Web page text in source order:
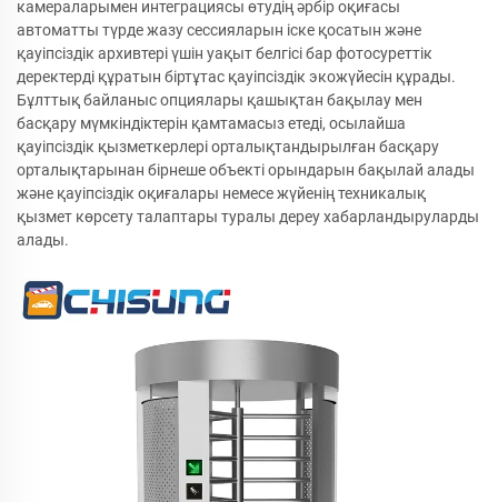
камераларымен интеграциясы өтудің әрбір оқиғасы
автоматты түрде жазу сессияларын іске қосатын және
қауіпсіздік архивтері үшін уақыт белгісі бар фотосуреттік
деректерді құратын біртұтас қауіпсіздік экожүйесін құрады.
Бұлттық байланыс опциялары қашықтан бақылау мен
басқару мүмкіндіктерін қамтамасыз етеді, осылайша
қауіпсіздік қызметкерлері орталықтандырылған басқару
орталықтарынан бірнеше объекті орындарын бақылай алады
және қауіпсіздік оқиғалары немесе жүйенің техникалық
қызмет көрсету талаптары туралы дереу хабарландыруларды
алады.